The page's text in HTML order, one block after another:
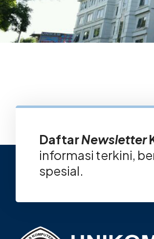
DaftarNewsletter
informasi terkini,
spesial.